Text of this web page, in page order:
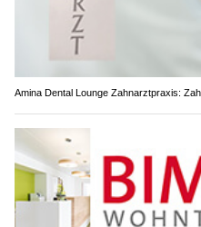
Amina Dental Lounge Zahnarztpraxis: